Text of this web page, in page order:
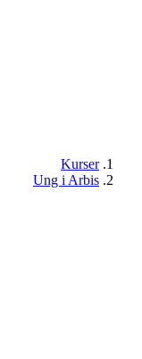
Kurser
Ung i Arbis